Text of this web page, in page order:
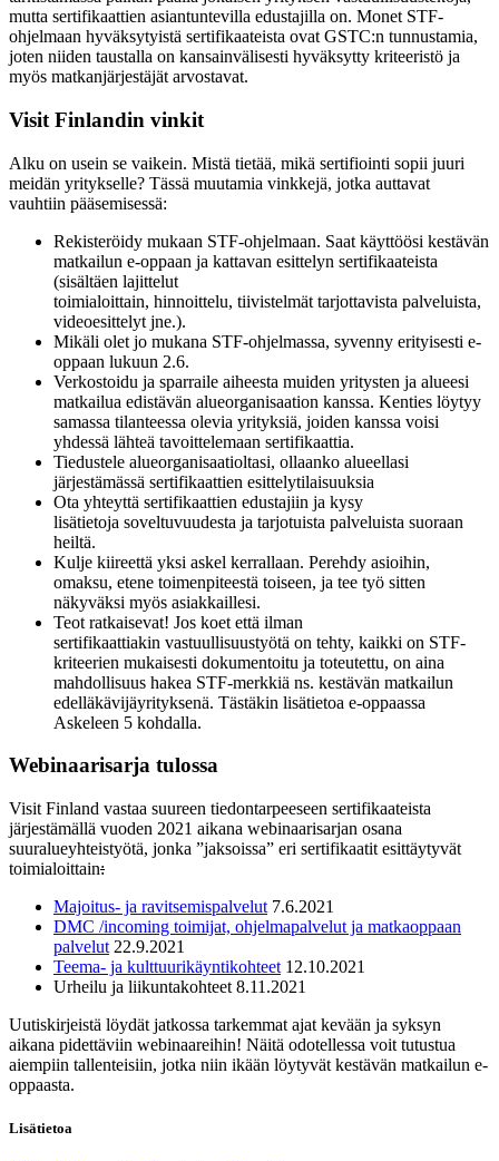
mutta sertifikaattien asiantuntevilla edustajilla on. Monet STF-
ohjelmaan hyväksytyistä sertifikaateista ovat GSTC:n tunnustamia,
joten niiden taustalla on kansainvälisesti hyväksytty kriteeristö ja
myös matkanjärjestäjät arvostavat.
Visit Finlandin vinkit
Alku on usein se vaikein. Mistä tietää, mikä sertifiointi sopii juuri
meidän yritykselle? Tässä muutamia vinkkejä, jotka auttavat
vauhtiin pääsemisessä:
Rekisteröidy mukaan STF-ohjelmaan. Saat käyttöösi kestävän
matkailun e-oppaan ja kattavan esittelyn sertifikaateista
(sisältäen lajittelut
toimialoittain, hinnoittelu, tiivistelmät tarjottavista palveluista,
videoesittelyt jne.).
Mikäli olet jo mukana STF-ohjelmassa, syvenny erityisesti e-
oppaan lukuun 2.6.
Verkostoidu ja sparraile aiheesta muiden yritysten ja alueesi
matkailua edistävän alueorganisaation kanssa. Kenties löytyy
samassa tilanteessa olevia yrityksiä, joiden kanssa voisi
yhdessä lähteä tavoittelemaan sertifikaattia.
Tiedustele alueorganisaatioltasi, ollaanko alueellasi
järjestämässä sertifikaattien esittelytilaisuuksia
Ota yhteyttä sertifikaattien edustajiin ja kysy
lisätietoja soveltuvuudesta ja tarjotuista palveluista suoraan
heiltä.
Kulje kiireettä yksi askel kerrallaan. Perehdy asioihin,
omaksu, etene toimenpiteestä toiseen, ja tee työ sitten
näkyväksi myös asiakkaillesi.
Teot ratkaisevat! Jos koet että ilman
sertifikaattiakin vastuullisuustyötä on tehty, kaikki on STF-
kriteerien mukaisesti dokumentoitu ja toteutettu, on aina
mahdollisuus hakea STF-merkkiä ns. kestävän matkailun
edelläkävijäyrityksenä. Tästäkin lisätietoa e-oppaassa
Askeleen 5 kohdalla.
Webinaarisarja tulossa
Visit Finland vastaa suureen tiedontarpeeseen sertifikaateista
järjestämällä vuoden 2021 aikana webinaarisarjan osana
suuralueyhteistyötä, jonka ”jaksoissa” eri sertifikaatit esittäytyvät
toimialoittain:
Majoitus- ja ravitsemispalvelut 7.6.2021
DMC /incoming toimijat, ohjelmapalvelut ja matkaoppaan
palvelut 22.9.2021
Teema- ja kulttuurikäyntikohteet 12.10.2021
Urheilu ja liikuntakohteet 8.11.2021
Uutiskirjeistä löydät jatkossa tarkemmat ajat kevään ja syksyn
aikana pidettäviin webinaareihin! Näitä odotellessa voit tutustua
aiempiin tallenteisiin, jotka niin ikään löytyvät kestävän matkailun e-
oppaasta.
Lisätietoa